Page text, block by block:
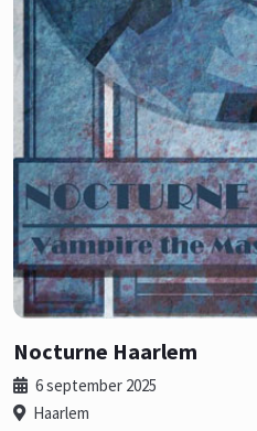
Nocturne Haarlem
6 september 2025
Haarlem